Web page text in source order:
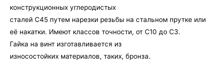
конструкционных углеродистых
сталей С45 путем нарезки резьбы на стальном прутке или
её накатки. Имеют классов точности, от C10 до С3.
Гайка на винт изготавливается из
износостойких материалов, таких, бронза.